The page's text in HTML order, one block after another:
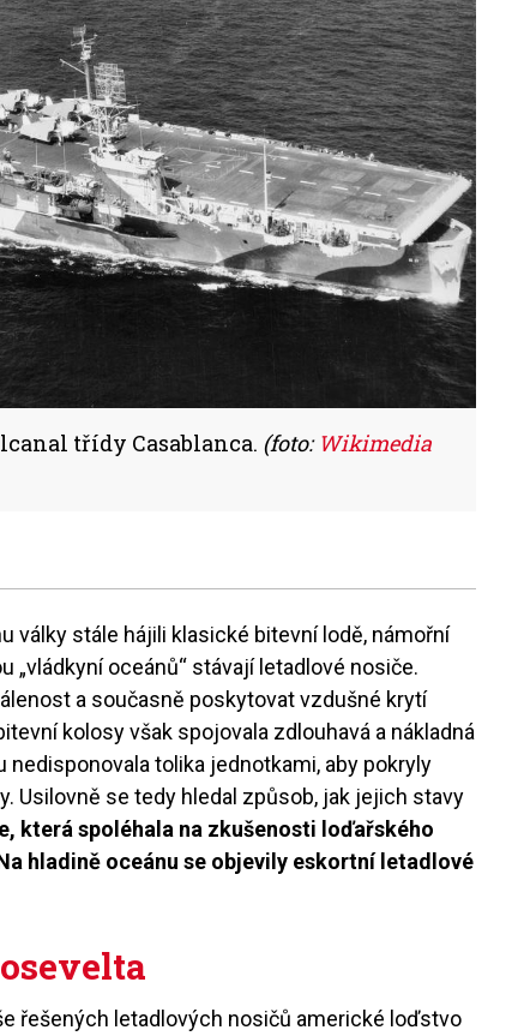
třídy Casablanca. (foto: Wikimedia
války stále hájili klasické bitevní lodě, námořní
„vládkyní oceánů“ stávají letadlové nosiče.
a současně poskytovat vzdušné krytí
kolosy však spojovala zdlouhavá a nákladná
tolika jednotkami, aby pokryly
Usilovně se tedy hledal způsob, jak jejich stavy
která spoléhala na zkušenosti loďařského
hladině oceánu se objevily eskortní letadlové
řešených letadlových nosičů americké loďstvo